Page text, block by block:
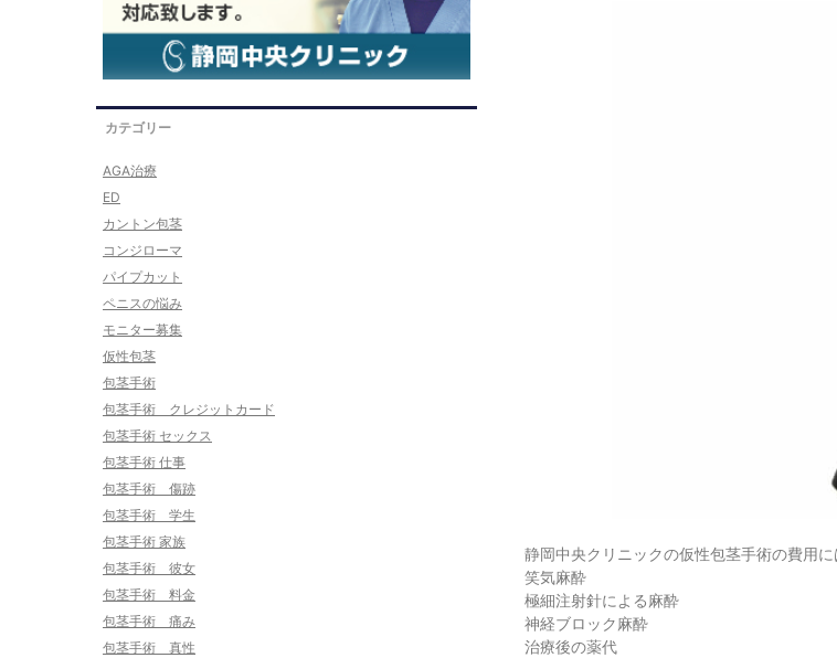
静岡中央クリニックの仮性包茎手術の費用
笑気麻酔
極細注射針による麻酔
神経ブロック麻酔
治療後の薬代
カテゴリー
AGA治療
ED
カントン包茎
コンジローマ
パイプカット
ペニスの悩み
モニター募集
仮性包茎
包茎手術
包茎手術 クレジットカード
包茎手術 セックス
包茎手術 仕事
包茎手術 傷跡
包茎手術 学生
包茎手術 家族
包茎手術 彼女
包茎手術 料金
包茎手術 痛み
包茎手術 真性